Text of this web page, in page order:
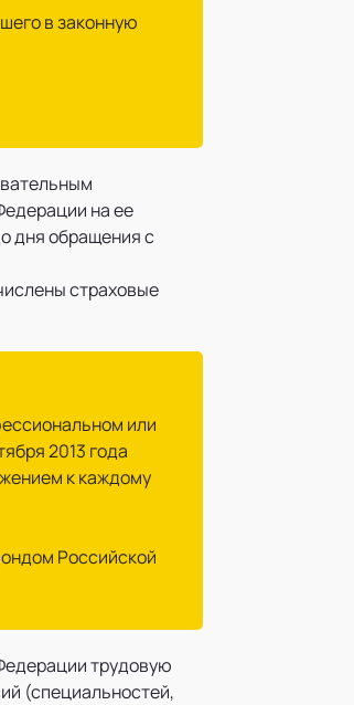
в законную
на ее
дня обращения с
страховые
или
2013 года
к каждому
Российской
трудовую
(специальностей,